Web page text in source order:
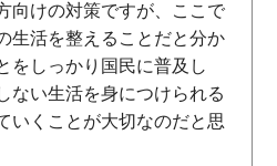
向けの対策ですが、ここで
生活を整えることだと分か
をしっかり国民に普及し
ない生活を身につけられる
いくことが大切なのだと思